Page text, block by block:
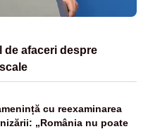
de afaceri despre
cu reexaminarea
„România nu poate